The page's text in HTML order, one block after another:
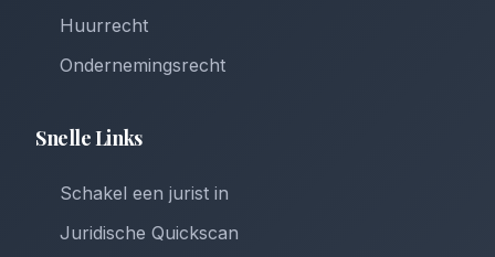
Huurrecht
Ondernemingsrecht
Snelle Links
Schakel een jurist in
Juridische Quickscan